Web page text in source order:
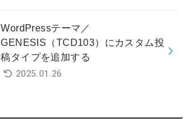
WordPressテーマ／
GENESIS（TCD103）にカスタム投
稿タイプを追加する
2025.01.26